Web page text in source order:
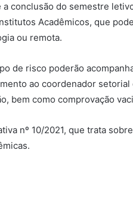
conclusão do semestre
Acadêmicos, que
ou remota.
de risco poderão
ao coordenador
bem como comprovação
nº 10/2021, que trata